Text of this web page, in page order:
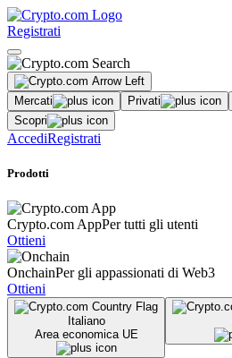
Registrati
Mercati Privati
Scopri
AccediRegistrati
Prodotti
Crypto.com AppPer tutti gli utenti
Ottieni
OnchainPer gli appassionati di Web3
Ottieni
Italiano
Area economica UE